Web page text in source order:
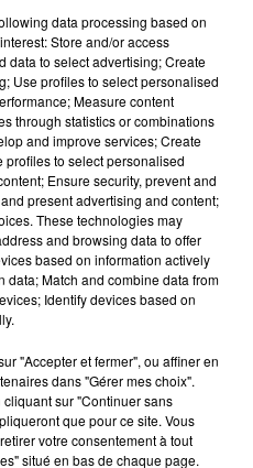
pistes :
HOMICIDE
APRÈS LA...
data processing based on
Store and/or access
data to select advertising; Create
Use profiles to select personalised
Measure content
through statistics or combinations
and improve services; Create
to select personalised
Ensure security, prevent and
present advertising and content;
These technologies may
and browsing data to offer
based on information actively
Match and combine data from
Identify devices based on
"Accepter et fermer", ou affiner en
dans "Gérer mes choix".
sur "Continuer sans
que pour ce site. Vous
votre consentement à tout
situé en bas de chaque page.